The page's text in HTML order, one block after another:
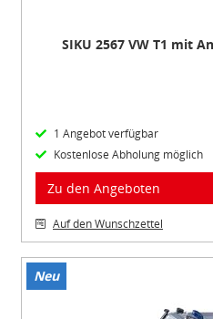
SIKU 2567 VW T1 mit
1 Angebot verfügbar
Kostenlose Abholung möglich
Zu den Angeboten
Auf den Wunschzettel
Neu
Item